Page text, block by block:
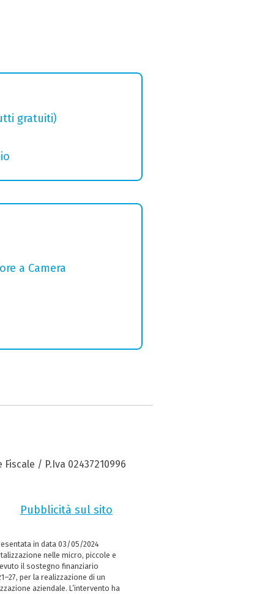
gratuiti)
a Camera
/ P.Iva 02437210996
Pubblicità sul sito
in data 03/05/2024
nelle micro, piccole e
il sostegno finanziario
per la realizzazione di un
aziendale. L’intervento ha